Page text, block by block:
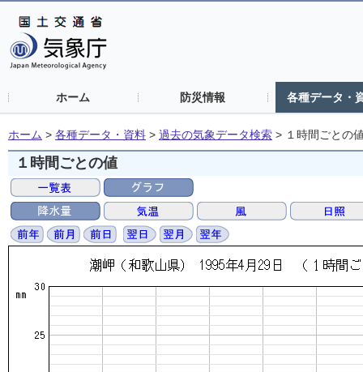
ホーム 防災情報 各種データ・
ホーム > 各種データ・資料 > 過去の気象データ検索 > １時間ごとの
１時間ごとの値